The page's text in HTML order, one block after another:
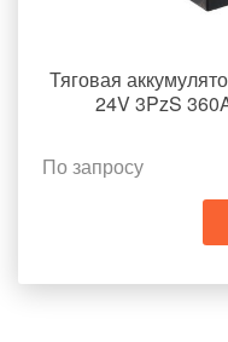
Тяговая
24V 3PzS
По запросу